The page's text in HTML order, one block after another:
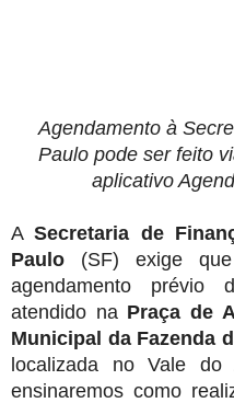
Agendamento à
Paulo pode ser feito
aplicativo
ASecretaria de
Paulo (SF) exige
agendamento prévio
atendido na Praça de
Municipal da Fazenda
localizada no Vale do
ensinaremos como